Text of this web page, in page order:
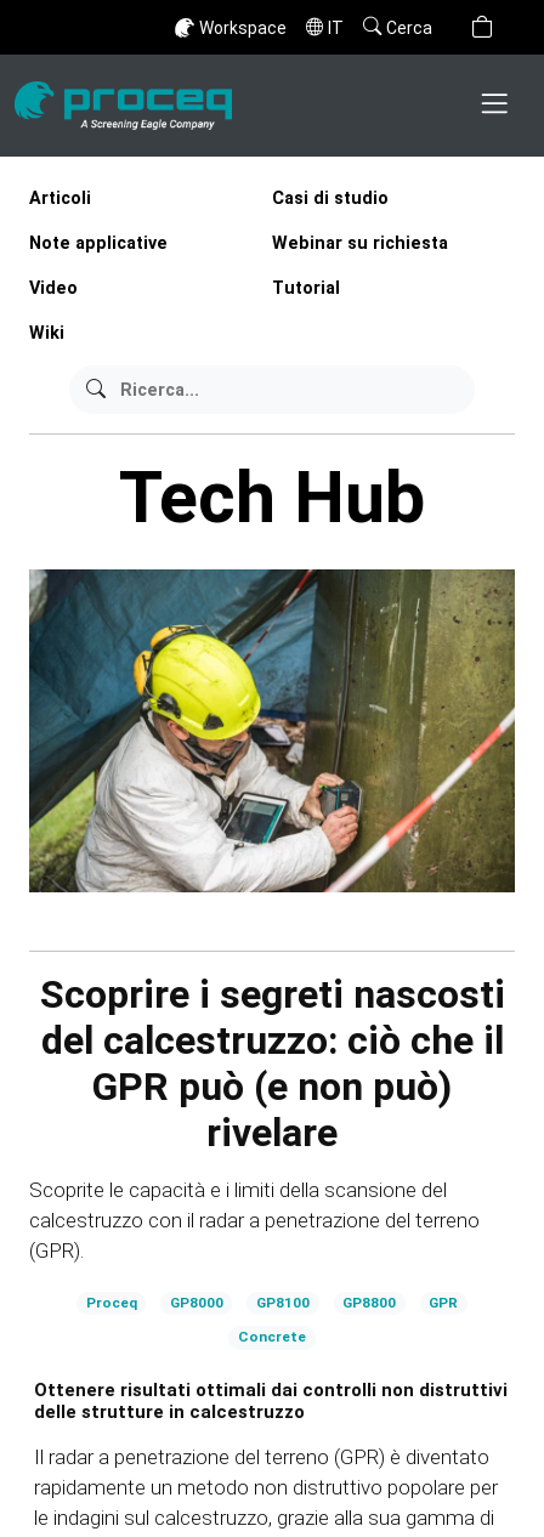
Workspace IT Cerca
Articoli Casi di studio
Note applicative Webinar su richiesta
Video Tutorial
Wiki
Tech Hub
Scoprire i segreti nascosti
del calcestruzzo: ciò che il
GPR può (e non può)
rivelare
Scoprite le capacità e i limiti della scansione del
calcestruzzo con il radar a penetrazione del terreno
(GPR).
Proceq GP8000 GP8100 GP8800 GPR
Concrete
Ottenere risultati ottimali dai controlli non distruttivi
delle strutture in calcestruzzo
Il radar a penetrazione del terreno (GPR) è diventato
rapidamente un metodo non distruttivo popolare per
le indagini sul calcestruzzo, grazie alla sua gamma di